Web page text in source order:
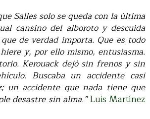
Salles solo se queda con la última
cansino del alboroto y descuida
de verdad importa. Que es todo
y, por ello mismo, entusiasma.
Kerouack dejó sin frenos y sin
Buscaba un accidente casi
un accidente que nada tiene que
desastre sin alma.” Luis Martínez